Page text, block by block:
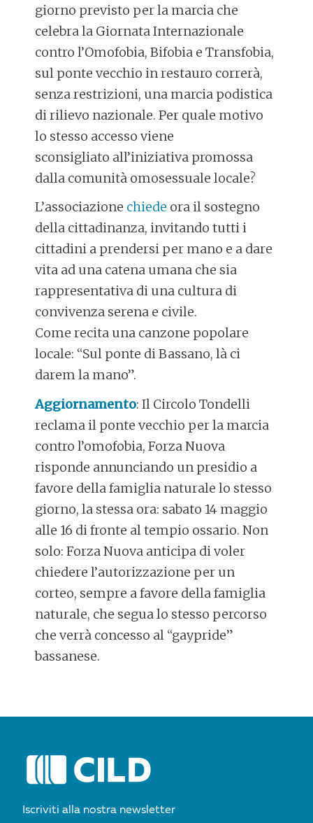
giorno previsto per la marcia che
celebra la Giornata Internazionale
contro l’Omofobia, Bifobia e Transfobia,
sul ponte vecchio in restauro correrà,
senza restrizioni, una marcia podistica
di rilievo nazionale. Per quale motivo
lo stesso accesso viene
sconsigliato all’iniziativa promossa
dalla comunità omosessuale locale?
L’associazione chiede ora il sostegno
della cittadinanza, invitando tutti i
cittadini a prendersi per mano e a dare
vita ad una catena umana che sia
rappresentativa di una cultura di
convivenza serena e civile.
Come recita una canzone popolare
locale: “Sul ponte di Bassano, là ci
darem la mano”.
Aggiornamento: Il Circolo Tondelli
reclama il ponte vecchio per la marcia
contro l’omofobia, Forza Nuova
risponde annunciando un presidio a
favore della famiglia naturale lo stesso
giorno, la stessa ora: sabato 14 maggio
alle 16 di fronte al tempio ossario. Non
solo: Forza Nuova anticipa di voler
chiedere l’autorizzazione per un
corteo, sempre a favore della famiglia
naturale, che segua lo stesso percorso
che verrà concesso al “gaypride”
bassanese.
POST
Iscriviti alla nostra newsletter